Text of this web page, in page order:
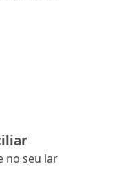
no seu lar